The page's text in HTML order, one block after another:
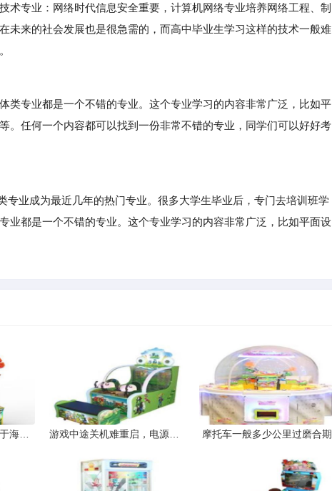
专业：网络时代信息安全重要，计算机网络专业培养网络工程、制
未来的社会发展也是很急需的，而高中毕业生学习这样的技术一般难
专业都是一个不错的专业。这个专业学习的内容非常广泛，比如平
。任何一个内容都可以找到一份非常不错的专业，同学们可以好好考
业成为最近几年的热门专业。很多大学生毕业后，专门去培训班学
业都是一个不错的专业。这个专业学习的内容非常广泛，比如平面设
摩托车一般多少公里过磨合期